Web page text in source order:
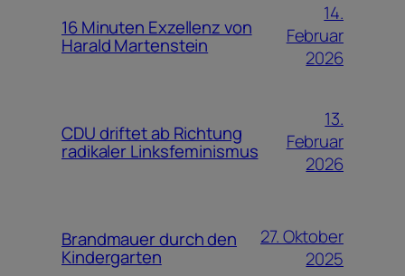
16 Minuten Exzellenz von
Harald Martenstein
14.
Februar
2026
CDU driftet ab Richtung
radikaler Linksfeminismus
13.
Februar
2026
Brandmauer durch den
Kindergarten
27. Oktober
2025